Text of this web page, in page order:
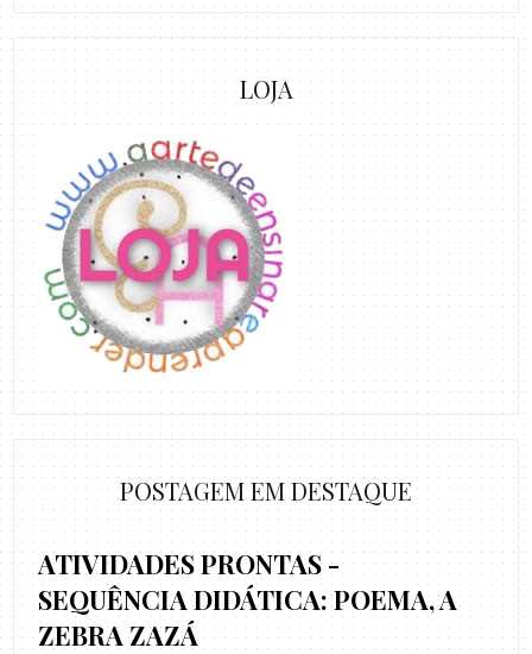
LOJA
POSTAGEM EM DESTAQUE
ATIVIDADES PRONTAS -
SEQUÊNCIA DIDÁTICA: POEMA, A
ZEBRA ZAZÁ